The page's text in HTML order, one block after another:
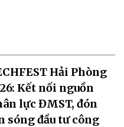
Hải Phòng
Kết nối nguồn
lực ĐMST, đón
sóng đầu tư công